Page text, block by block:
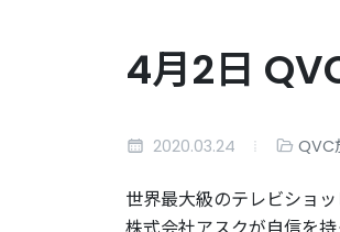
4月2日
2020.03.24 QVC
世界最大級のテレビショ